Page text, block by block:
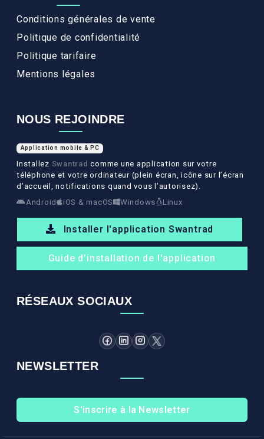
Conditions générales de vente
Politique de confidentialité
Politique tarifaire
Mentions légales
NOUS REJOINDRE
Application mobile & PC
Installez Swantrad comme une application sur votre
téléphone et votre ordinateur (plein écran, icône sur l’écran
d’accueil, notifications quand vous l’autorisez).
Android
iOS & macOS Windows Linux
Installer l'application Swantrad
Guide d’installation de l'application
RÉSEAUX SOCIAUX
NEWSLETTER
S'inscrire à la Newsletter